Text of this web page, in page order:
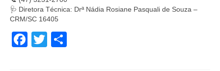
🩺 Diretora Técnica: Drª Nádia Rosiane Pasquali de Souza –
CRM/SC 16405
Facebook
Twitter